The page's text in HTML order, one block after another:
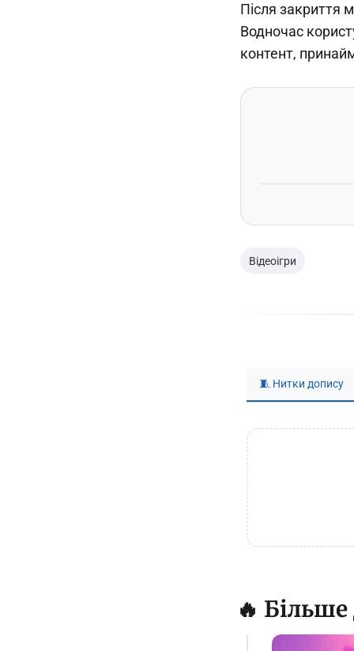
Після закриття
Водночас
контент,
Відеоігри
🧵 Нитки допису
🔥